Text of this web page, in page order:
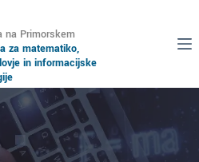
na Primorskem
za matematiko,
in informacijske